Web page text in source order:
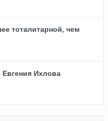
тоталитарной, чем
Ихлова